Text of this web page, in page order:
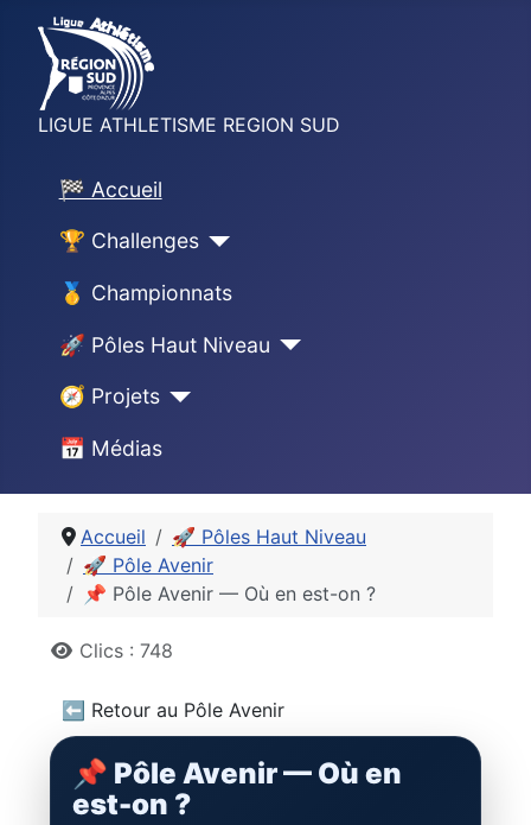
LIGUE ATHLETISME REGION SUD
🏁 Accueil
🏆 Challenges
🥇 Championnats
🚀 Pôles Haut Niveau
🧭 Projets
📅 Médias
Accueil
🚀 Pôles Haut Niveau
🚀 Pôle Avenir
📌 Pôle Avenir — Où en est-on ?
DétailsClics : 748
⬅️ Retour au Pôle Avenir
📌 Pôle Avenir — Où en
est-on ?